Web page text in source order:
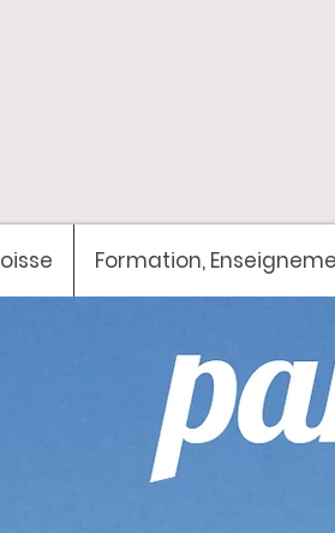
Formation,